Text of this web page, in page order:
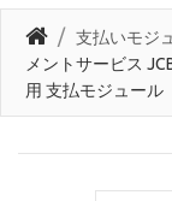
支払いモジ
メントサービス
用 支払モジュール